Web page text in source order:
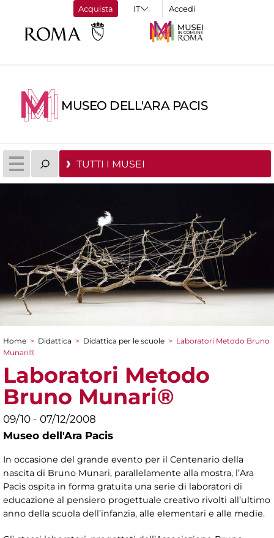
Acquista Accedi
MUSEO DELL'ARA PACIS
TUTTI I MUSEI
Tu sei qui
Home > Didattica > Didattica per le scuole > Laboratori Metodo Bruno
Munari®
Laboratori Metodo
Bruno Munari®
09/10 - 07/12/2008
Museo dell'Ara Pacis
In occasione del grande evento per il Centenario della
nascita di Bruno Munari, parallelamente alla mostra, l’Ara
Pacis ospita in forma gratuita una serie di laboratori di
educazione al pensiero progettuale creativo rivolti all’ultimo
anno della scuola dell’infanzia, alle elementari e alle medie.